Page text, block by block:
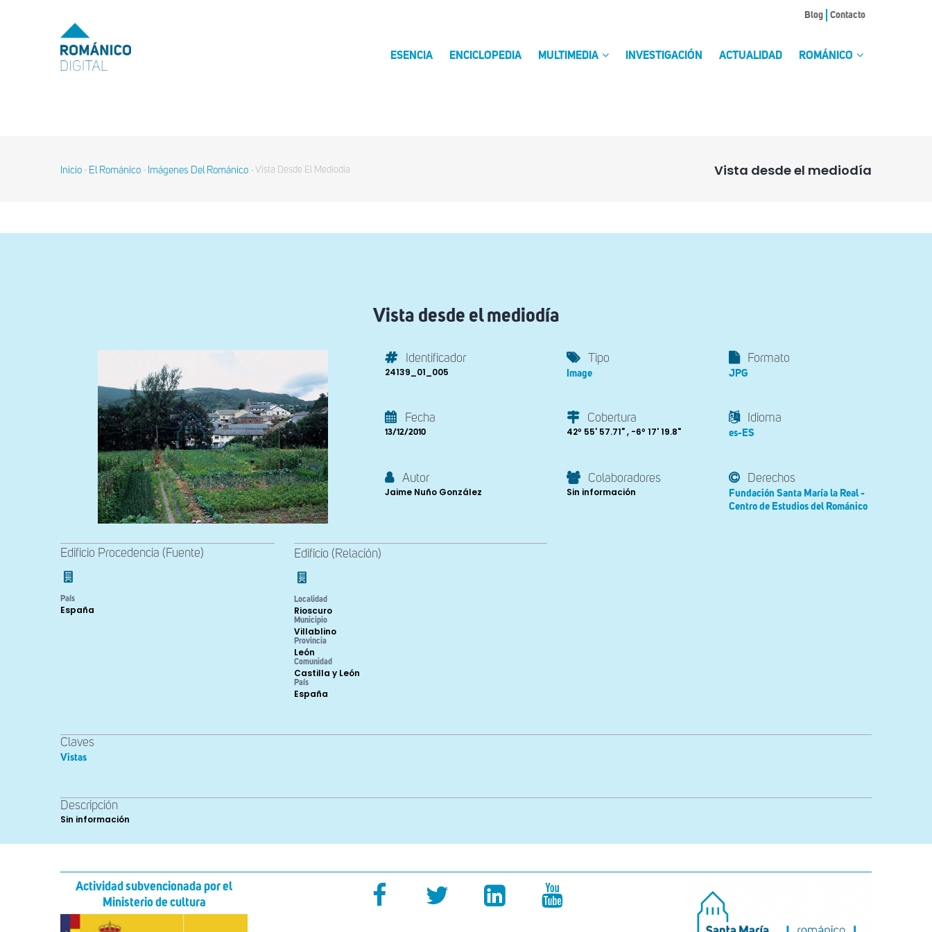
MENU
TOP
Blog Contacto
ESENCIA ENCICLOPEDIA MULTIMEDIA INVESTIGACIÓN ACTUALIDAD ROMÁNICO
Vista desde el mediodía
Sobrescribir
Inicio - El Románico - Imágenes Del Románico - Vista Desde El Mediodía
Vista desde el mediodía
Identificador
24139_01_005
Tipo
Image
Formato
JPG
Fecha
13/12/2010
Cobertura
42º 55' 57.71" , -6º 17' 19.8"
Idioma
es-ES
Autor
Jaime Nuño González
Colaboradores
Sin información
Derechos
Fundación Santa María la Real -
Centro de Estudios del Románico
Edificio Procedencia (Fuente)
País
España
Edificio (Relación)
Localidad
Rioscuro
Municipio
Villablino
Provincia
León
Comunidad
Castilla y León
País
España
Claves
Vistas
Descripción
Sin información
Actividad subvencionada por el
Ministerio de cultura